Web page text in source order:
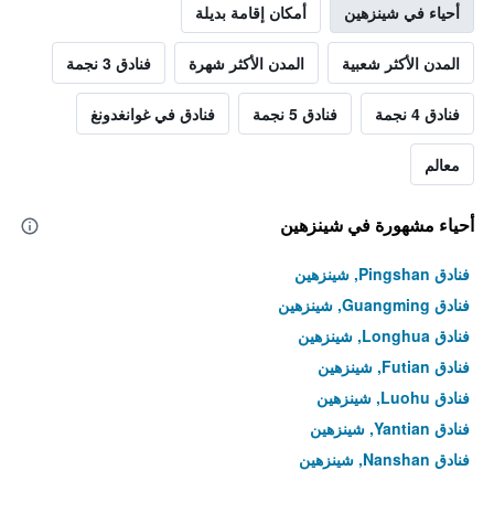
أحياء في شينزهين أمكان إقامة بديلة
المدن الأكثر شعبية المدن الأكثر شهرة فنادق 3 نجمة
فنادق 4 نجمة فنادق 5 نجمة فنادق في غوانغدونغ
معالم
أحياء مشهورة في شينزهين
فنادق Pingshan, شينزهين
فنادق Guangming, شينزهين
فنادق Longhua, شينزهين
فنادق Futian, شينزهين
فنادق Luohu, شينزهين
فنادق Yantian, شينزهين
فنادق Nanshan, شينزهين